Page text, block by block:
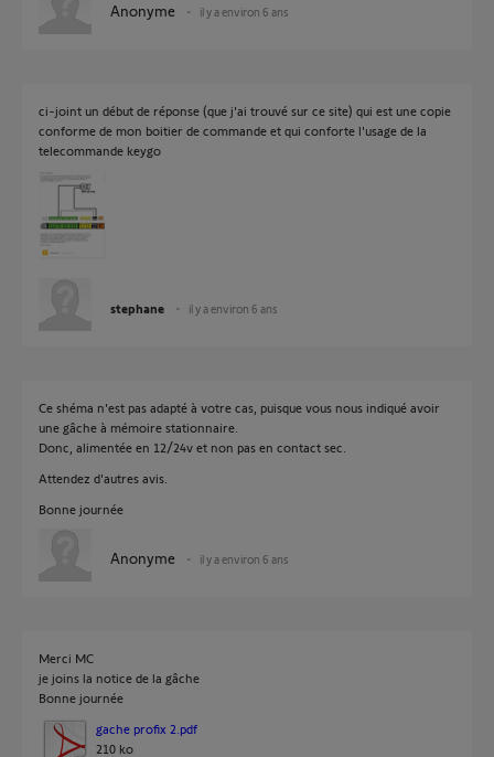
Anonyme il y a environ 6 ans
ci-joint un début de réponse (que j'ai trouvé sur ce site) qui est une copie
conforme de mon boitier de commande et qui conforte l'usage de la
telecommande keygo
stephane il y a environ 6 ans
Ce shéma n'est pas adapté à votre cas, puisque vous nous indiqué avoir
une gâche à mémoire stationnaire.
Donc, alimentée en 12/24v et non pas en contact sec.
Attendez d'autres avis.
Bonne journée
Anonyme il y a environ 6 ans
Merci MC
je joins la notice de la gâche
Bonne journée
gache profix 2.pdf
210 ko